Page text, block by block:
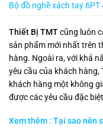
Bộ đồ nghề xách tay 6PT
Thiết Bị TMTcũng luôn
sản phẩm mới nhất trên
hàng. Ngoài ra, với khả
yêu cầu của khách hàng,
khách hàng một không
được các yêu cầu đặc
Xem thêm : Tại sao nên